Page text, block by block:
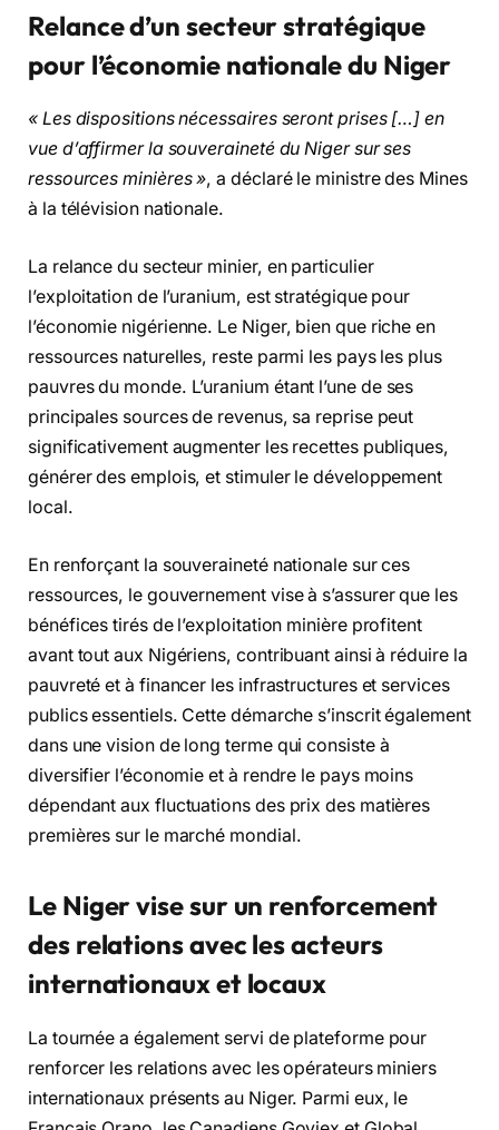
Relance d’un secteur stratégique
pour l’économie nationaledu Niger
« Les dispositions nécessaires seront prises […] en
vue d’affirmer la souveraineté du Niger sur ses
ressources minières », a déclaré le ministre des Mines
à la télévision nationale.
La relance du secteur minier, en particulier
l’exploitation de l’uranium, est stratégique pour
l’économie nigérienne. Le Niger, bien que riche en
ressources naturelles, reste parmi les pays les plus
pauvres du monde. L’uranium étant l’une de ses
principales sources de revenus, sa reprise peut
significativement augmenter les recettes publiques,
générer des emplois, et stimuler le développement
local.
En renforçant la souveraineté nationale sur ces
ressources, le gouvernement vise à s’assurer que les
bénéfices tirés de l’exploitation minière profitent
avant tout aux Nigériens, contribuant ainsi à réduire la
pauvreté et à financer les infrastructures et services
publics essentiels. Cette démarche s’inscrit également
dans une vision de long terme qui consiste à
diversifier l’économie et à rendre le pays moins
dépendant aux fluctuations des prix des matières
premières sur le marché mondial.
Le Niger vise sur un renforcement
des relations avec les acteurs
internationaux et locaux
La tournée a également servi de plateforme pour
renforcer les relations avec les opérateurs miniers
internationaux présents au Niger. Parmi eux, le